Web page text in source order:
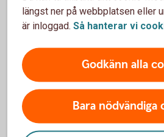
För att se detta innehåll
godkänna cookies för
och statistik.
längst ner på webbplatsen eller
är inloggad. Så hanterar vi
Godkänn alla
Bara nödvändiga